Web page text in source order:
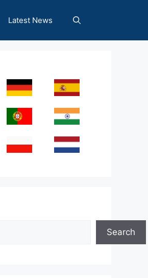
Latest News
Search